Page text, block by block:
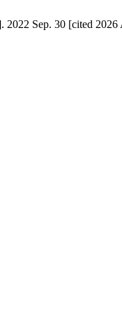
2022 Sep. 30 [cited